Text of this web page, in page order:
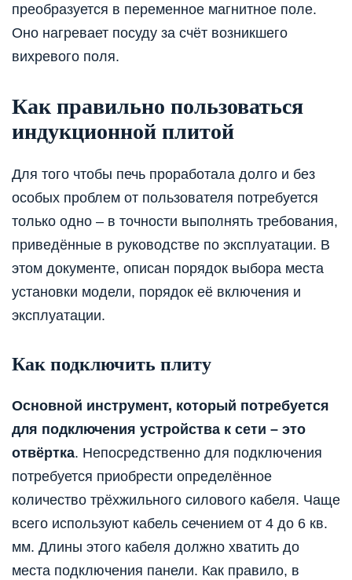
преобразуется в переменное магнитное поле.
Оно нагревает посуду за счёт возникшего
вихревого поля.
Как правильно пользоваться
индукционной плитой
Для того чтобы печь проработала долго и без
особых проблем от пользователя потребуется
только одно – в точности выполнять требования,
приведённые в руководстве по эксплуатации. В
этом документе, описан порядок выбора места
установки модели, порядок её включения и
эксплуатации.
Как подключить плиту
Основной инструмент, который потребуется
для подключения устройства к сети – это
отвёртка. Непосредственно для подключения
потребуется приобрести определённое
количество трёхжильного силового кабеля. Чаще
всего используют кабель сечением от 4 до 6 кв.
мм. Длины этого кабеля должно хватить до
места подключения панели. Как правило, в